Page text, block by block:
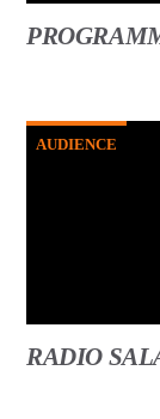
AUDIENCE
RADIO